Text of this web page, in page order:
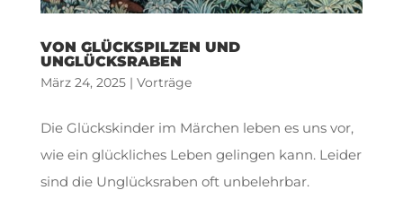
VON GLÜCKSPILZEN UND
UNGLÜCKSRABEN
März 24, 2025| Vorträge
Die Glückskinder im Märchen leben es uns vor,
wie ein glückliches Leben gelingen kann. Leider
sind die Unglücksraben oft unbelehrbar.